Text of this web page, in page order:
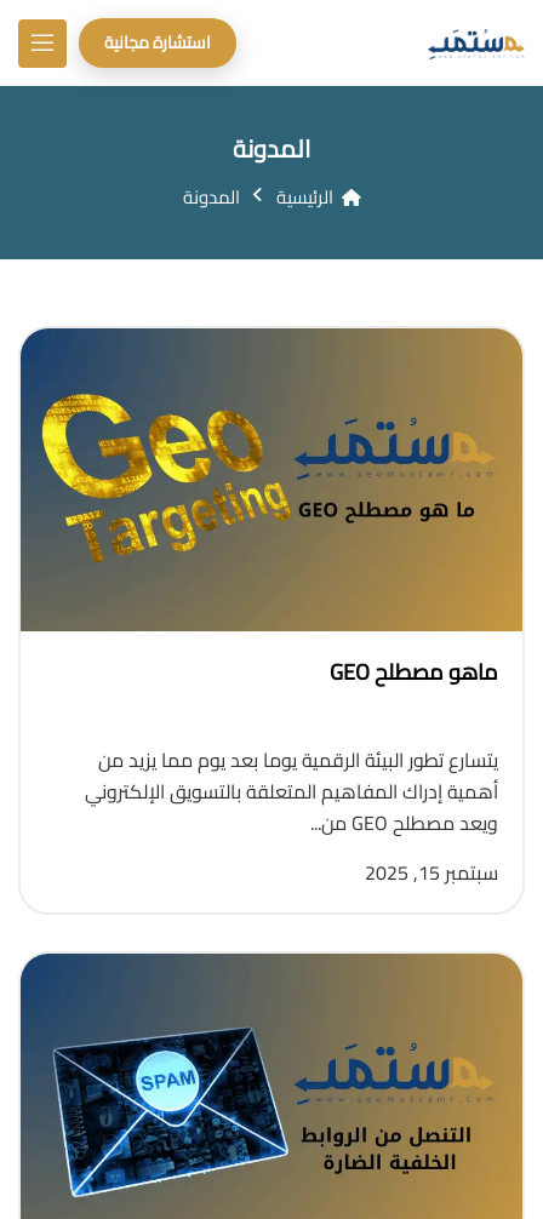
استشارة مجانية
المدونة
الرئيسية المدونة
ماهو مصطلح GEO
يتسارع تطور البيئة الرقمية يوما بعد يوم مما يزيد من
أهمية إدراك المفاهيم المتعلقة بالتسويق الإلكتروني
ويعد مصطلح GEO من...
سبتمبر 15, 2025